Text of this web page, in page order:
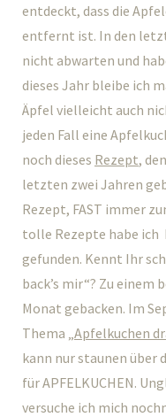
entdeckt, dass die
entfernt ist. In den
nicht abwarten und
dieses Jahr bleibe ich
Äpfel vielleicht auch
jeden Fall eine
noch dieses Rezept,
letzten zwei Jahren
Rezept, FAST immer
tolle Rezepte habe ich
gefunden. Kennt Ihr
back’s mir“? Zu
Monat gebacken. Im
Thema „Apfelkuchen
kann nur staunen über
für APFELKUCHEN.
versuche ich mich